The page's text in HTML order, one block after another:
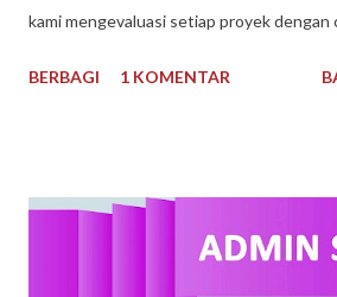
kami mengevaluasi setiap proyek
tahun kami telah dikenal sebagai
keinginan untuk mewujudkan Impian
berkualitas dan tenaga ahli dan konstan
BERBAGI 1 KOMENTAR